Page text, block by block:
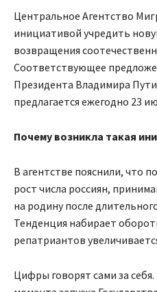
Центральное Агентство
инициативой учредить
возвращения
Соответствующее
Президента Владимира
предлагается ежегодно 23
Почему возникла такая
В агентстве пояснили, что
рост числа россиян,
на родину после
Тенденция набирает
репатриантов
Цифры говорят сами за